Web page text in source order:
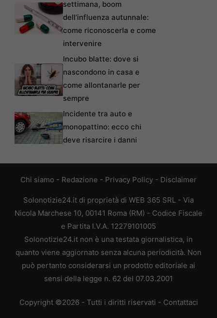
settimana, boom
dell’influenza autunnale:
come riconoscerla e come
intervenire
Incubo blatte: dove si
nascondono in casa e
come allontanarle per
sempre
Incidente tra auto e
monopattino: ecco chi
deve risarcire i danni
Chi siamo - Redazione - Privacy Policy - Disclaimer
Solonotizie24.it di proprietà di WEB 365 SRL - Via
Nicola Marchese 10, 00141 Roma (RM) - Codice Fiscale
e Partita I.V.A. 12279101005
Solonotizie24.it non è una testata giornalistica, in
quanto viene aggiornato senza alcuna periodicità. Non
può pertanto considerarsi un prodotto editoriale ai
sensi della legge n. 62 del 07.03.2001
Copyright ©2026 - Tutti i diritti riservati - Contattaci